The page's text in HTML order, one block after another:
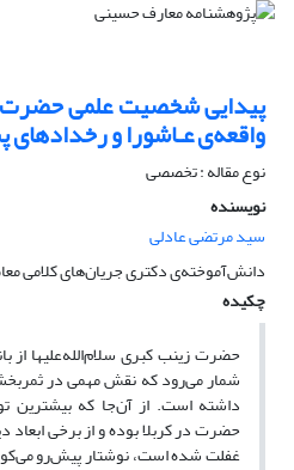
پیدایی شخصیت علمی حضرت
واقعه‌ی عـاشورا و
نوع مقاله : تخصصی
نویسنده
سید مرتضی عادلی
دانش‌آموخته‌ی دکتری جریان‌های کلامی
چکیده
حضرت زینب کبری سلام‌الله‌علیها از
شمار می‌رود که نقش مهمی در
داشته است. از آن‌جا که بیشترین
حضرت در کربلا بوده و از برخی
غفلت شده است، نوشتار پیش‌رو